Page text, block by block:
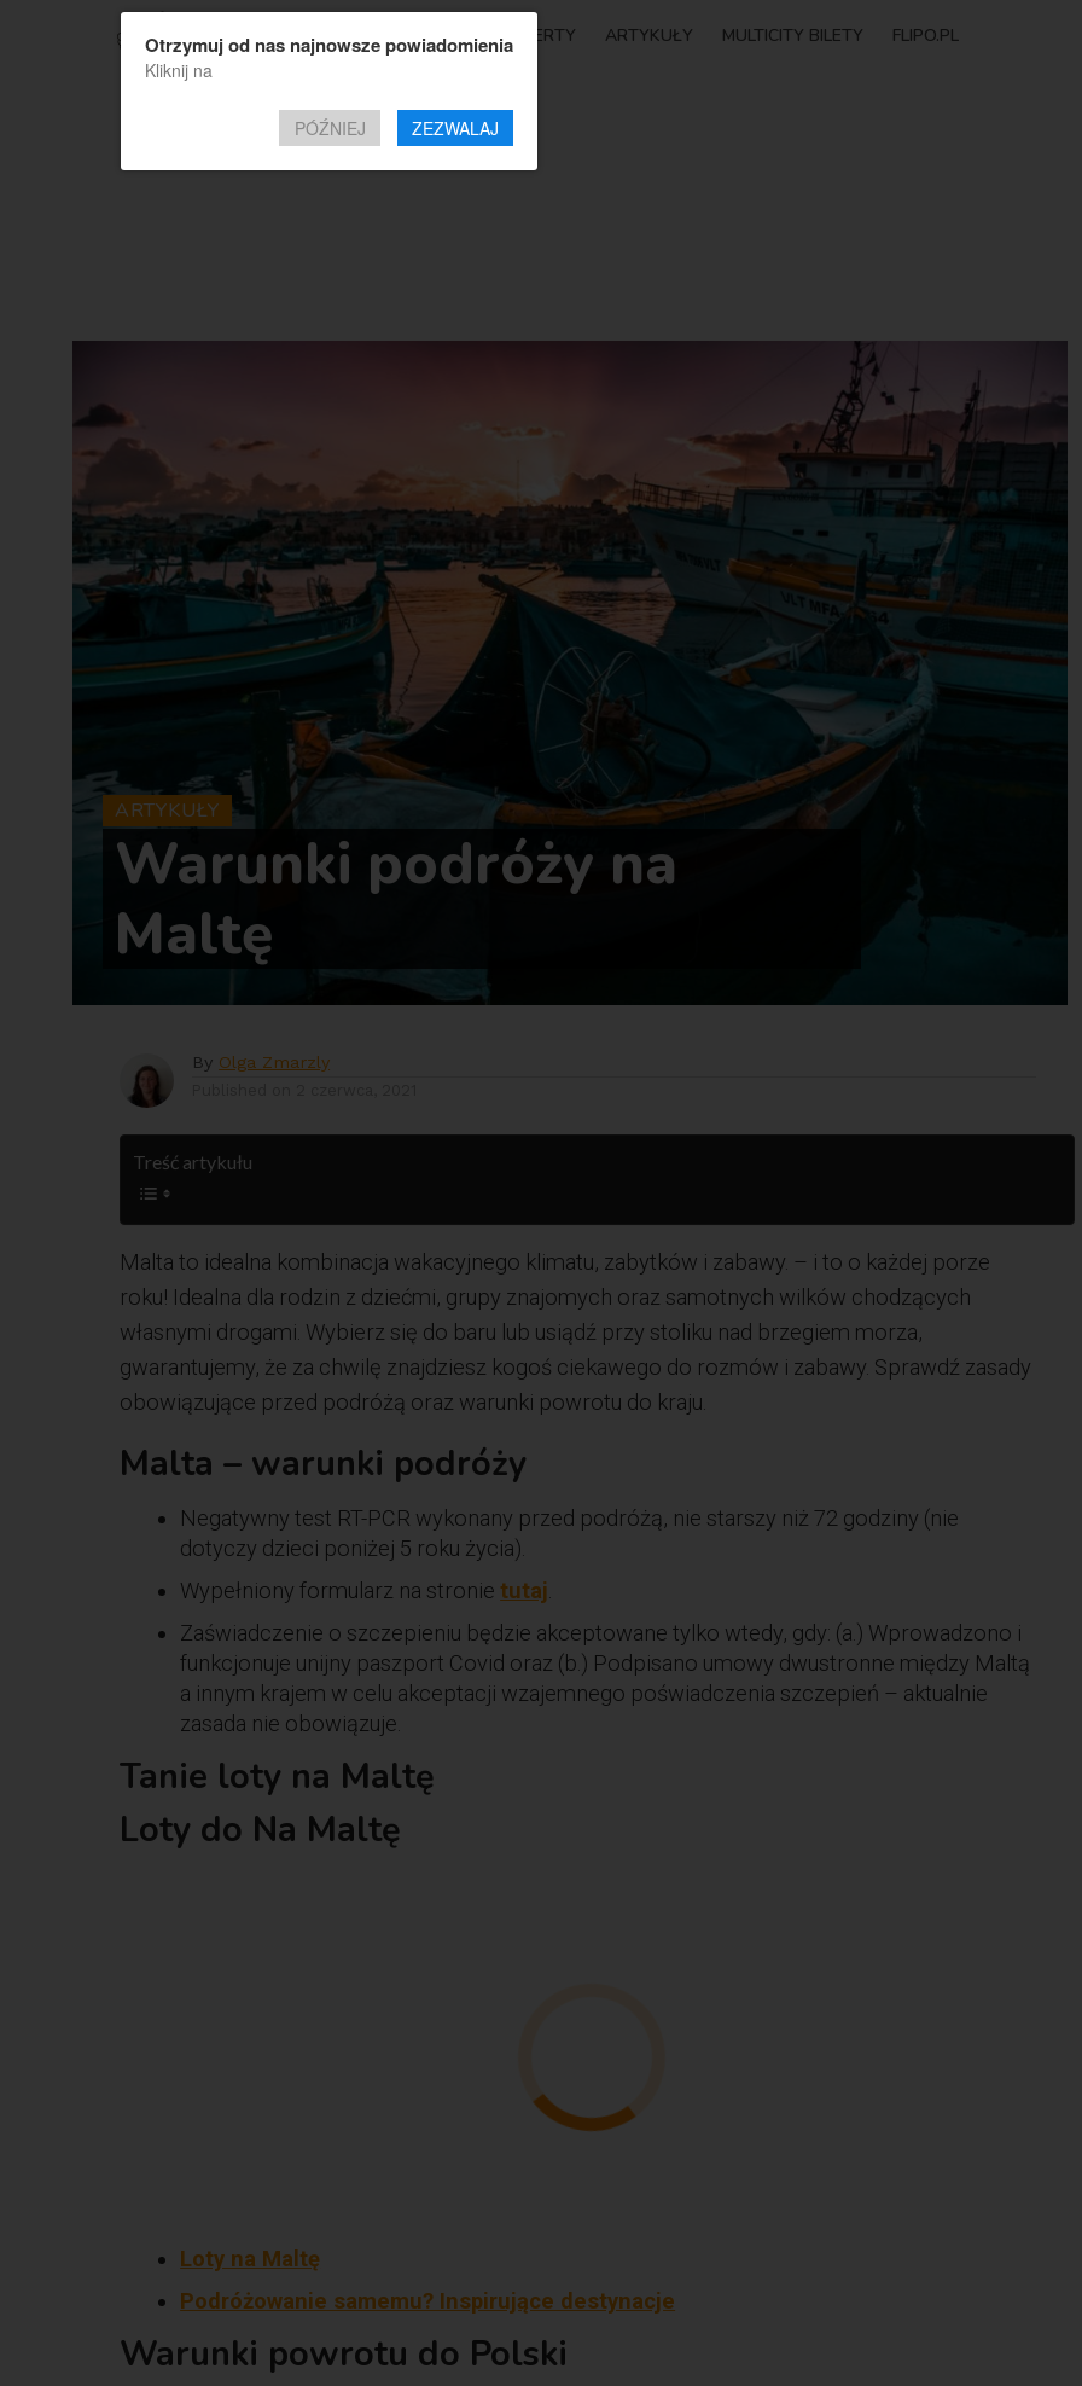
TOP OFERTY ARTYKUŁY MULTICITY BILETY FLIPO.PL
ARTYKUŁY
Warunki podróży na
Maltę
By Olga Zmarzly
Treść artykułu
Malta to idealna kombinacja wakacyjnego klimatu, zabytków i zabawy. – i to o każdej porze
roku! Idealna dla rodzin z dziećmi, grupy znajomych oraz samotnych wilków chodzących
własnymi drogami. Wybierz się do baru lub usiądź przy stoliku nad brzegiem morza,
gwarantujemy, że za chwilę znajdziesz kogoś ciekawego do rozmów i zabawy. Sprawdź zasady
obowiązujące przed podróżą oraz warunki powrotu do kraju.
Malta – warunki podróży
Negatywny test RT-PCR wykonany przed podróżą, nie starszy niż 72 godziny (nie
dotyczy dzieci poniżej 5 roku życia).
Wypełniony formularz na stronietutaj
Zaświadczenie o szczepieniu będzie akceptowane tylko wtedy, gdy: (a.) Wprowadzono i
funkcjonuje unijny paszport Covid oraz (b.) Podpisano umowy dwustronne między Maltą
a innym krajem w celu akceptacji wzajemnego poświadczenia szczepień – aktualnie
zasada nie obowiązuje.
Tanie loty na Maltę
Loty do Na Maltę
Loty na Maltę
Podróżowanie samemu? Inspirujące destynacje
Warunki powrotu do Polski
Otrzymuj od nas najnowsze powiadomienia
Kliknij na
PÓŹNIEJ ZEZWALAJ